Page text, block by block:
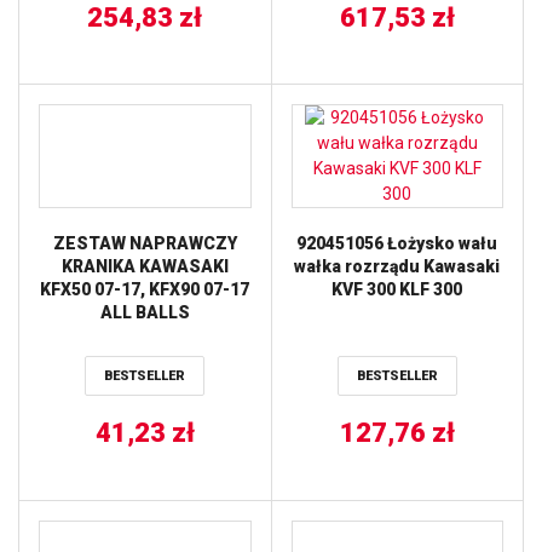
254,83 zł 617,53 zł
ZESTAW NAPRAWCZY
KRANIKA KAWASAKI
KFX50 07-17, KFX90 07-17
ALL BALLS
BESTSELLER
41,23 zł
920451056 Łożysko wału
wałka rozrządu Kawasaki
KVF 300 KLF 300
BESTSELLER
127,76 zł